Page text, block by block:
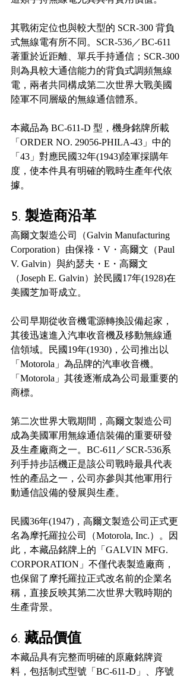
其戰術定位也與較大型的 SCR-300 背負
式無線電有所不同。SCR-536／BC-611
著重於近距離、單兵手持通信；SCR-300
則為具較大通信能力的背負式調頻無線
電，兩者共同構成第二次世界大戰美國
陸軍不同層級的無線通信體系。
本藏品為 BC-611-D 型，機身銘牌所載
「ORDER NO. 29056-PHILA-43」中的
「43」對應民國32年(1943)陸軍採購年
度，使本件具有明確的戰時生產年代依
據。
5. 製造商沿革
高爾文製造公司（Galvin Manufacturing
Corporation）由保祿・V・高爾文（Paul
V. Galvin）與約瑟夫・E・高爾文
（Joseph E. Galvin）於民國17年(1928)在
美國芝加哥成立。
公司早期從收音機電源轉換設備起家，
其後迅速進入汽車收音機及移動無線通
信領域。民國19年(1930)，公司推出以
「Motorola」為品牌的汽車收音機。
「Motorola」其後逐漸成為公司最重要的
商標。
第二次世界大戰期間，高爾文製造公司
成為美國軍用無線通信裝備的重要研發
及生產廠商之一。BC-611／SCR-536系
列手持步話機正是該公司戰時最具代表
性的產品之一，公司亦參與其他軍用行
動通信設備的發展與生產。
民國36年(1947)，高爾文製造公司正式更
名為摩托羅拉公司（Motorola, Inc.）。因
此，本藏品銘牌上的「GALVIN MFG.
CORPORATION」不僅代表製造廠商，
也保留了摩托羅拉正式改名前的企業名
稱，直接反映其第二次世界大戰時期的
生產背景。
6. 藏品價值
本藏品具有完整而明確的原廠銘牌資
料，包括制式型號「BC-611-D」、序號